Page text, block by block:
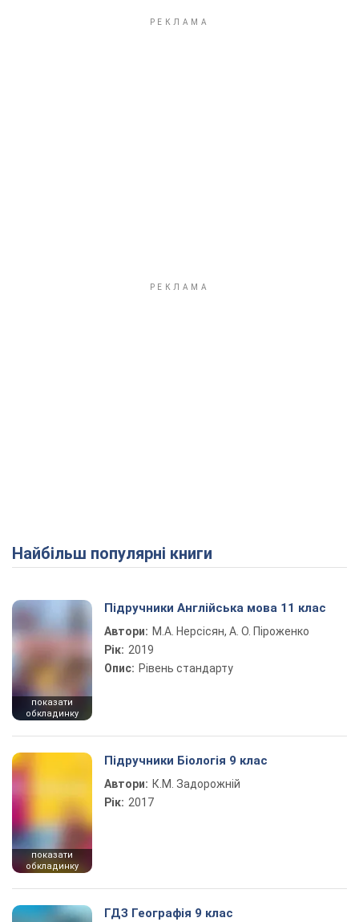
Найбільш популярні книги
показати
обкладинку
Підручники Англійська мова 11 клас
Автори: М.А. Нерсісян, А. О. Піроженко
Рік: 2019
Опис: Рівень стандарту
показати
обкладинку
Підручники Біологія 9 клас
Автори: К.М. Задорожній
Рік: 2017
ГДЗ Географія 9 клас